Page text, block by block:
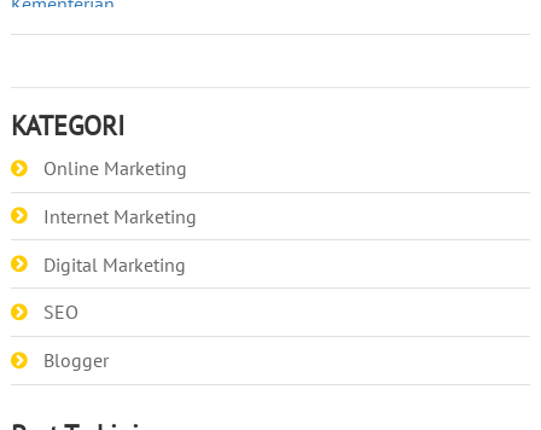
KATEGORI
Online Marketing
Internet Marketing
Digital Marketing
SEO
Blogger